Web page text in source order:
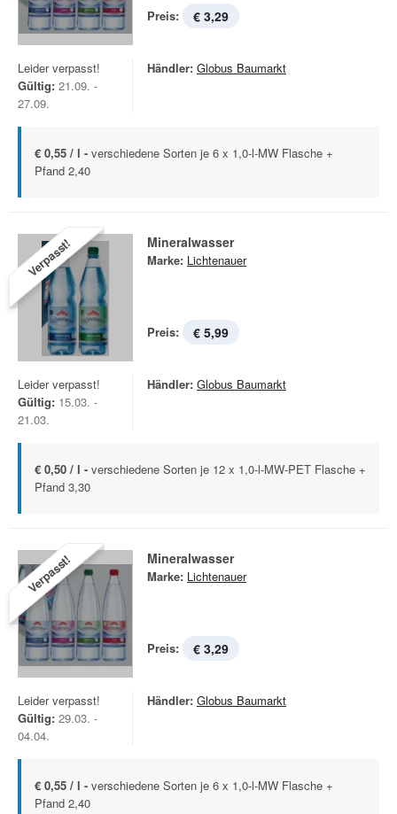
Preis: € 3,29
Leider verpasst!
Gültig: 21.09. -
27.09.
Händler: Globus Baumarkt
€ 0,55 / l - verschiedene Sorten je 6 x 1,0-l-MW Flasche +
Pfand 2,40
Verpasst! Mineralwasser
Marke: Lichtenauer
Preis: € 5,99
Leider verpasst!
Gültig: 15.03. -
21.03.
Händler: Globus Baumarkt
€ 0,50 / l - verschiedene Sorten je 12 x 1,0-l-MW-PET Flasche +
Pfand 3,30
Verpasst! Mineralwasser
Marke: Lichtenauer
Preis: € 3,29
Leider verpasst!
Gültig: 29.03. -
04.04.
Händler: Globus Baumarkt
€ 0,55 / l - verschiedene Sorten je 6 x 1,0-l-MW Flasche +
Pfand 2,40